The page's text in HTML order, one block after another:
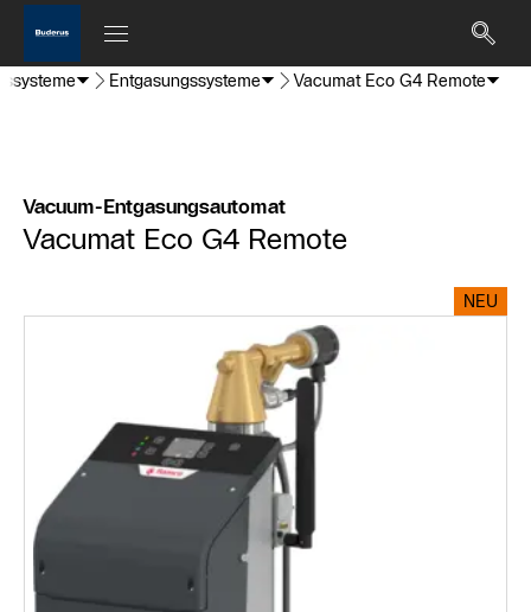
Entgasungssysteme Vacumat Eco G4 Remote
Vacuum-Entgasungsautomat
Vacumat Eco G4 Remote
NEU